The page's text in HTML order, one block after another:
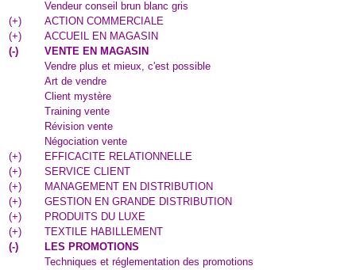
Vendeur conseil brun blanc gris
(+)
ACTION COMMERCIALE
(+)
ACCUEIL EN MAGASIN
(-)
VENTE EN MAGASIN
Vendre plus et mieux, c'est possible
Art de vendre
Client mystère
Training vente
Révision vente
Négociation vente
(+)
EFFICACITE RELATIONNELLE
(+)
SERVICE CLIENT
(+)
MANAGEMENT EN DISTRIBUTION
(+)
GESTION EN GRANDE DISTRIBUTION
(+)
PRODUITS DU LUXE
(+)
TEXTILE HABILLEMENT
(-)
LES PROMOTIONS
Techniques et réglementation des promotions